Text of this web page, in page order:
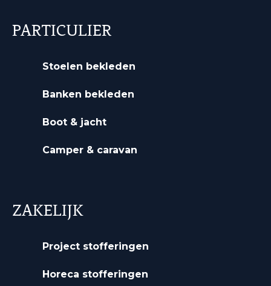
PARTICULIER
Stoelen bekleden
Banken bekleden
Boot & jacht
Camper & caravan
ZAKELIJK
Project stofferingen
Horeca stofferingen